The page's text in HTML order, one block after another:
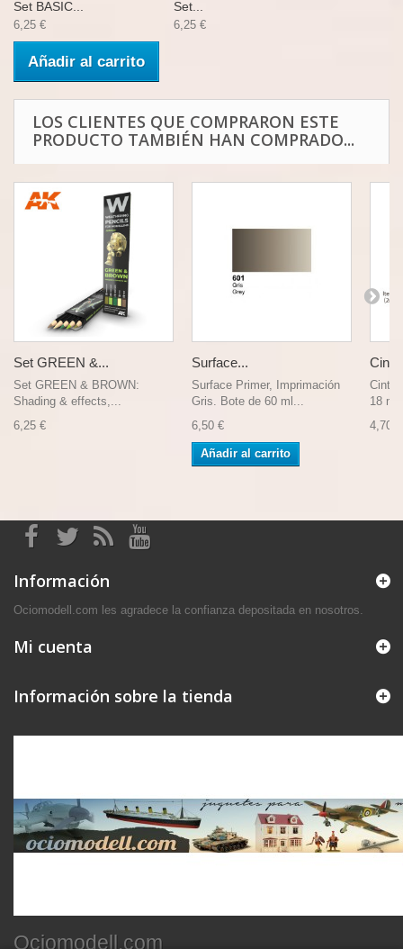
Set BASIC...
6,25 €
Añadir al carrito
Set...
6,25 €
LOS CLIENTES QUE COMPRARON ESTE
PRODUCTO TAMBIÉN HAN COMPRADO...
Set GREEN &...
Set GREEN & BROWN:
Shading & effects,...
6,25 €
Surface...
Surface Primer, Imprimación
Gris. Bote de 60 ml...
6,50 €
Añadir al carrito
Cinta
18
4,70 €
Información
Ociomodell.com les agradece la confianza depositada en nosotros.
Mi cuenta
Información sobre la tienda
Ociomodell.com